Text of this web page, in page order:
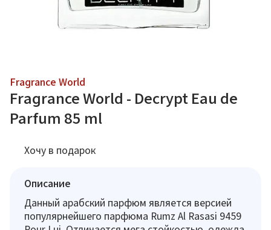
Fragrance World
Fragrance World - Decrypt Eau de
Parfum 85 ml
Хочу в подарок
Описание
Данный арабский парфюм является версией
популярнейшего парфюма Rumz Al Rasasi 9459